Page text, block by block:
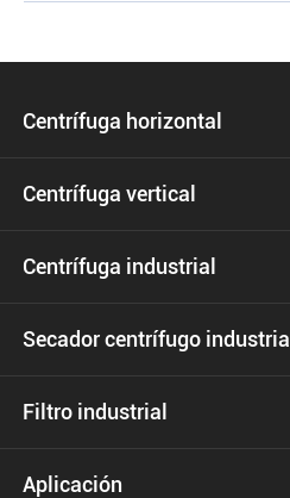
Centrífuga horizontal
Centrífuga vertical
Centrífuga industrial
Secador centrífugo industrial
Filtro industrial
Aplicación